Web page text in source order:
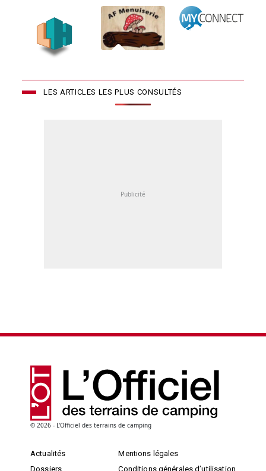
LES ARTICLES LES PLUS CONSULTÉS
© 2026 - L'Officiel des terrains de camping
Actualités
Dossiers
Mentions légales
Conditions générales d’utilisation